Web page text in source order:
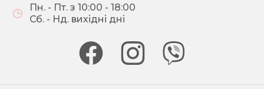
Пн. - Пт. з 10:00 - 18:00
Сб. - Нд. вихідні дні